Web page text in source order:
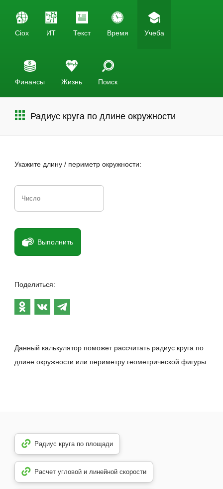
Ciox ИТ Текст Время Учеба
Финансы Жизнь Поиск
Радиус круга по длине окружности
Укажите длину / периметр окружности:
Выполнить
Поделиться:
Данный калькулятор поможет рассчитать радиус круга по
длине окружности или периметру геометрической фигуры.
Радиус круга по площади
Расчет угловой и линейной скорости